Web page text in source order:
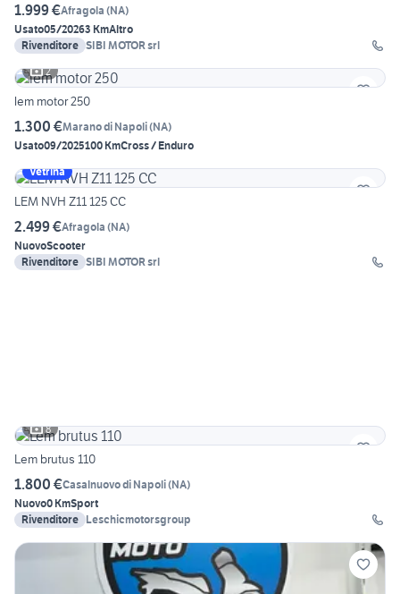
1.999 €Afragola (NA)
Usato05/20263 KmAltro
Rivenditore SIBI MOTOR srl
2
lem motor 250
1.300 €Marano di Napoli(NA)
Usato09/2025100 KmCross / Enduro
Vetrina
LEM NVH Z11 125 CC
2.499 €Afragola (NA)
NuovoScooter
Rivenditore SIBI MOTOR srl
8
Lem brutus 110
1.800 €Casalnuovo di Napoli(NA)
Nuovo0 KmSport
Rivenditore Leschicmotorsgroup